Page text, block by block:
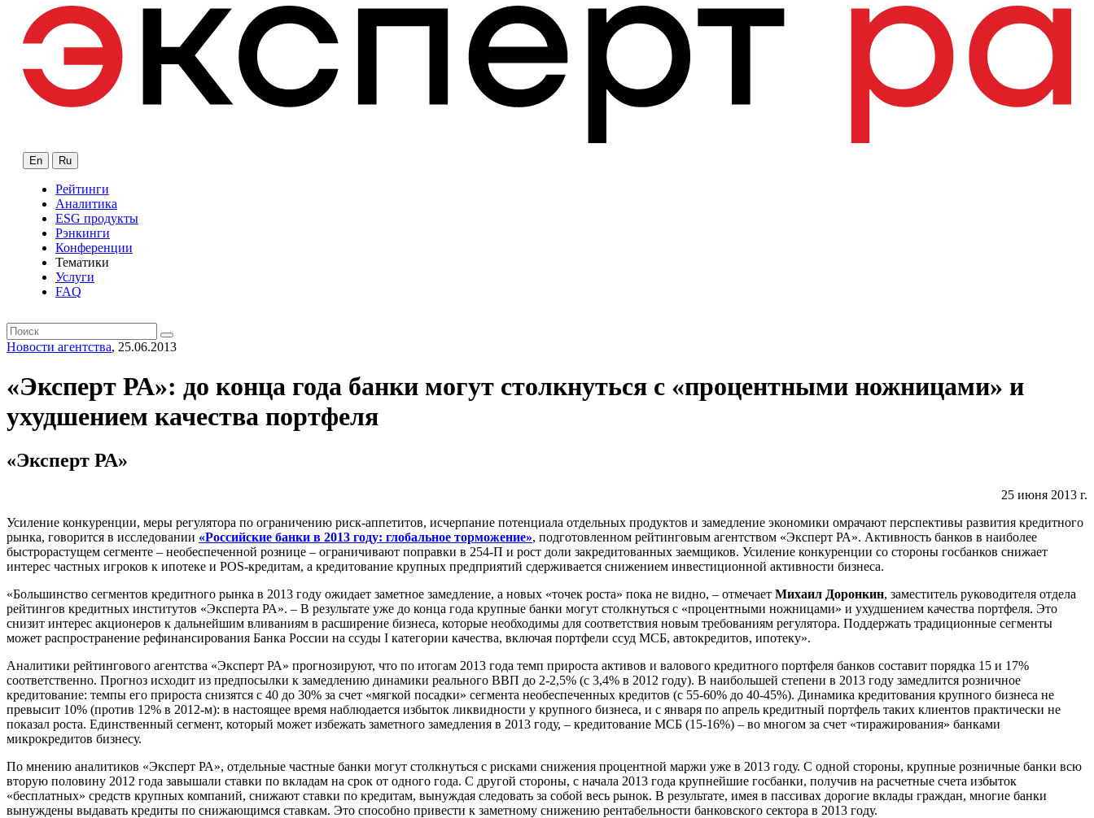
En Ru
Рейтинги
Аналитика
ESG продукты
Рэнкинги
Конференции
Тематики
Услуги
FAQ
Новости агентства, 25.06.2013
«Эксперт РА»: до конца года банки могут столкнуться с «процентными ножницами» и
ухудшением качества портфеля
«Эксперт РА»
25 июня 2013 г.
Усиление конкуренции, меры регулятора по ограничению риск-аппетитов, исчерпание потенциала отдельных продуктов и замедление экономики омрачают перспективы развития кредитного
рынка, говорится в исследовании «Российские банки в 2013 году: глобальное торможение», подготовленном рейтинговым агентством «Эксперт РА». Активность банков в наиболее
быстрорастущем сегменте – необеспеченной рознице – ограничивают поправки в 254-П и рост доли закредитованных заемщиков. Усиление конкуренции со стороны госбанков снижает
интерес частных игроков к ипотеке и POS-кредитам, а кредитование крупных предприятий сдерживается снижением инвестиционной активности бизнеса.
«Большинство сегментов кредитного рынка в 2013 году ожидает заметное замедление, а новых «точек роста» пока не видно, – отмечает Михаил Доронкин, заместитель руководителя отдела
рейтингов кредитных институтов «Эксперта РА». – В результате уже до конца года крупные банки могут столкнуться с «процентными ножницами» и ухудшением качества портфеля. Это
снизит интерес акционеров к дальнейшим вливаниям в расширение бизнеса, которые необходимы для соответствия новым требованиям регулятора. Поддержать традиционные сегменты
может распространение рефинансирования Банка России на ссуды I категории качества, включая портфели ссуд МСБ, автокредитов, ипотеку».
Аналитики рейтингового агентства «Эксперт РА» прогнозируют, что по итогам 2013 года темп прироста активов и валового кредитного портфеля банков составит порядка 15 и 17%
соответственно. Прогноз исходит из предпосылки к замедлению динамики реального ВВП до 2-2,5% (с 3,4% в 2012 году). В наибольшей степени в 2013 году замедлится розничное
кредитование: темпы его прироста снизятся с 40 до 30% за счет «мягкой посадки» сегмента необеспеченных кредитов (с 55-60% до 40-45%). Динамика кредитования крупного бизнеса не
превысит 10% (против 12% в 2012-м): в настоящее время наблюдается избыток ликвидности у крупного бизнеса, и с января по апрель кредитный портфель таких клиентов практически не
показал роста. Единственный сегмент, который может избежать заметного замедления в 2013 году, – кредитование МСБ (15-16%) – во многом за счет «тиражирования» банками
микрокредитов бизнесу.
По мнению аналитиков «Эксперт РА», отдельные частные банки могут столкнуться с рисками снижения процентной маржи уже в 2013 году. С одной стороны, крупные розничные банки всю
вторую половину 2012 года завышали ставки по вкладам на срок от одного года. С другой стороны, с начала 2013 года крупнейшие госбанки, получив на расчетные счета избыток
«бесплатных» средств крупных компаний, снижают ставки по кредитам, вынуждая следовать за собой весь рынок. В результате, имея в пассивах дорогие вклады граждан, многие банки
вынуждены выдавать кредиты по снижающимся ставкам. Это способно привести к заметному снижению рентабельности банковского сектора в 2013 году.